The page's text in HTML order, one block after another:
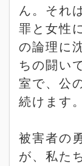
ん。それ
罪と女性
の論理に
ちの闘い
室で、公
続けます。
被害者の
が、私た